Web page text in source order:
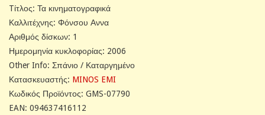
Tίτλος: Τα κινηματογραφικά
Καλλιτέχνης: Φόνσου Αννα
Αριθμός δίσκων: 1
Ημερομηνία κυκλοφορίας: 2006
Other Info: Σπάνιο / Καταργημένο
Κατασκευαστής: MINOS EMI
Κωδικός Προϊόντος: GMS-07790
EAN: 094637416112